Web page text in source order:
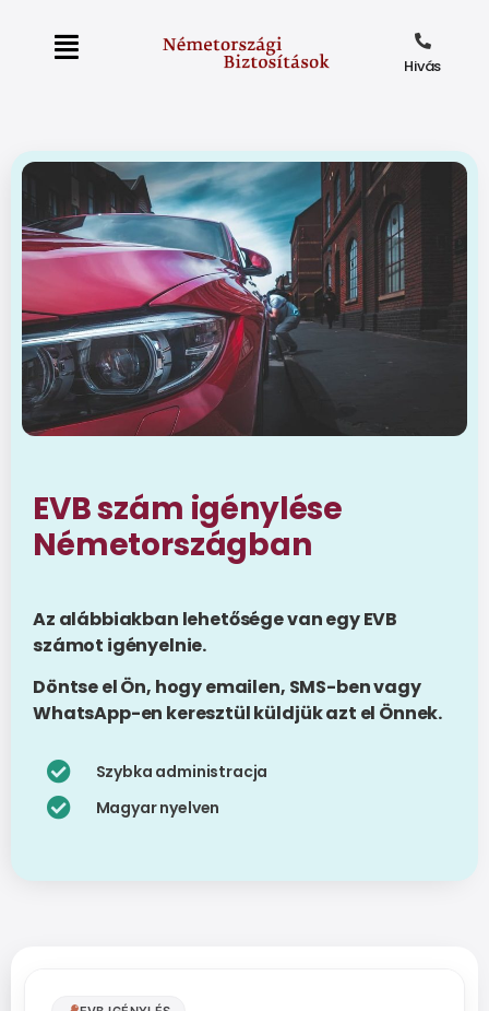
Hivás
EVB szám igénylése
Németországban
Az alábbiakban lehetősége van egy EVB
számot igényelnie.
Döntse el Ön, hogy emailen, SMS-ben vagy
WhatsApp-en keresztül küldjük azt el Önnek.
Szybka administracja
Magyar nyelven